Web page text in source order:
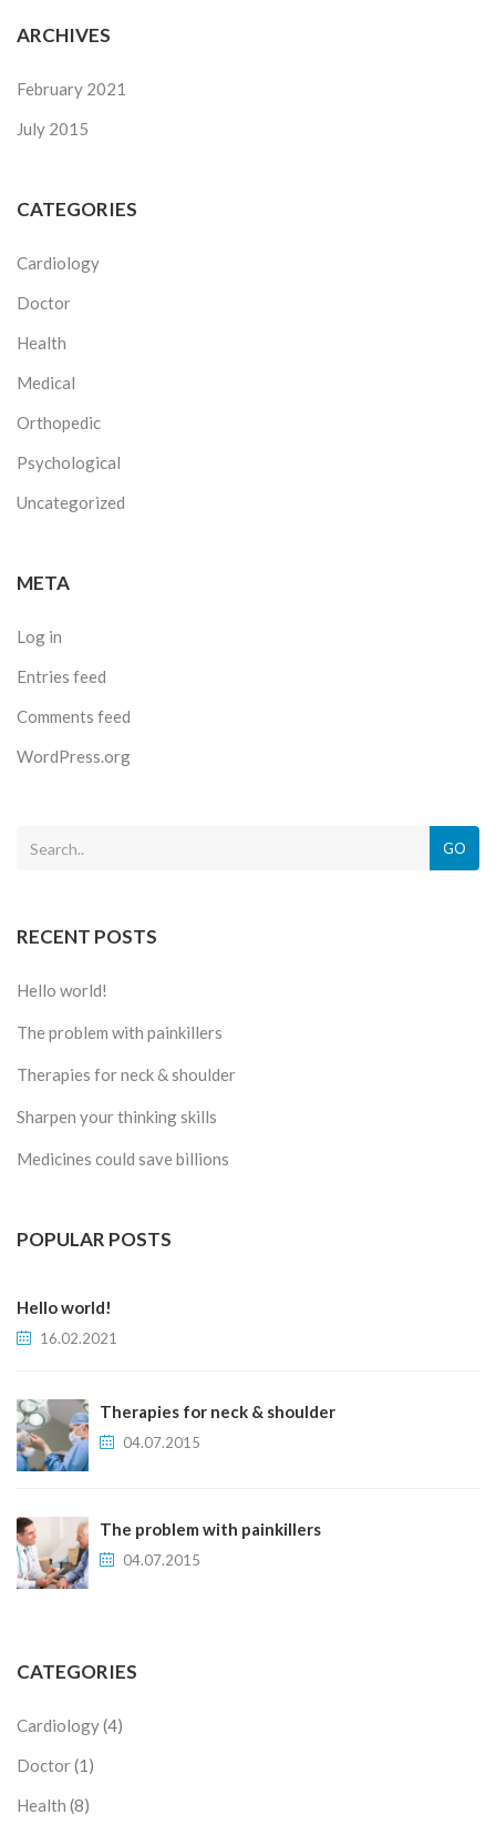
ARCHIVES
February 2021
July 2015
CATEGORIES
Cardiology
Doctor
Health
Medical
Orthopedic
Psychological
Uncategorized
META
Log in
Entries feed
Comments feed
WordPress.org
GO
RECENT POSTS
Hello world!
The problem with painkillers
Therapies for neck & shoulder
Sharpen your thinking skills
Medicines could save billions
POPULAR POSTS
Hello world!
16.02.2021
Therapies for neck & shoulder
04.07.2015
The problem with painkillers
04.07.2015
CATEGORIES
Cardiology(4)
Doctor(1)
Health (8)